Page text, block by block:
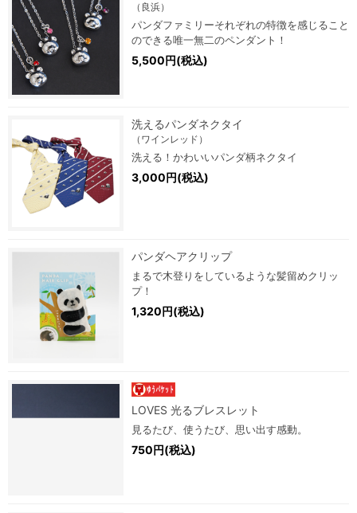
（良浜）
パンダファミリーそれぞれの特徴を感じること
のできる唯一無二のペンダント！
5,500円(税込)
洗えるパンダネクタイ
（ワインレッド）
洗える！かわいいパンダ柄ネクタイ
3,000円(税込)
パンダヘアクリップ
まるで木登りをしているような髪留めクリッ
プ！
1,320円(税込)
LOVES 光るブレスレット
見るたび、使うたび、思い出す感動。
750円(税込)